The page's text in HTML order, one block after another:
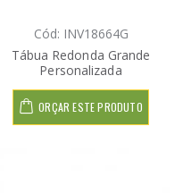
Cód: INV18664G
Tábua Redonda Grande
Personalizada
ORÇAR ESTE PRODUTO